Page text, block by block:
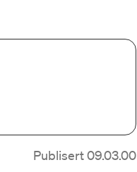
Publisert 09.03.00